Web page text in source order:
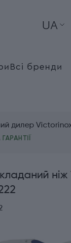
UA
Всі бренди
дилер
ніж